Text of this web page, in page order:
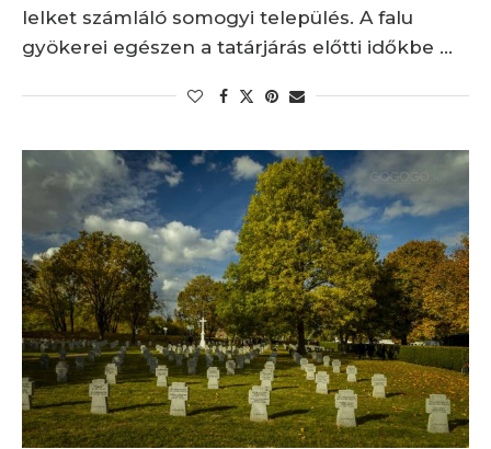
lelket számláló somogyi település. A falu
gyökerei egészen a tatárjárás előtti időkbe …